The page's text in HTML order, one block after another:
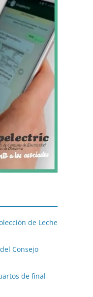
de Leche
Consejo
de final